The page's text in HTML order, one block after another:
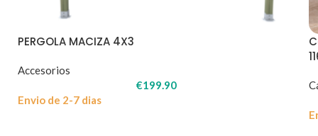
PERGOLA MACIZA 4X3
Accesorios
€199.90
Envio de 2-7 dias